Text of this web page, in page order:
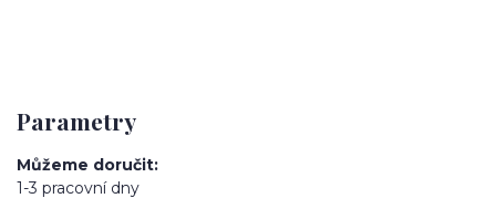
Parametry
Můžeme doručit
1-3 pracovní dny